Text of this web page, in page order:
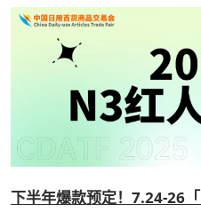
下半年爆款预定！7.24-26